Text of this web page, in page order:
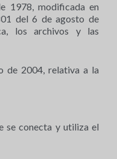
1978, modificada en
del 6 de agosto de
los archivos y las
de 2004, relativa a la
se conecta y utiliza el